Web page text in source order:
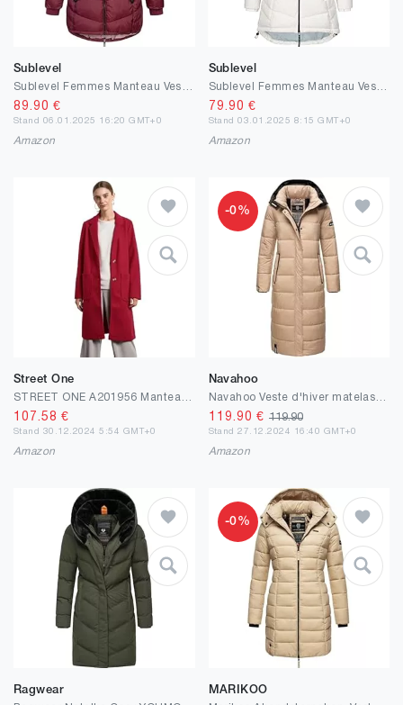
Sublevel
89.90 €
Stand 06.01.2025 16:20 GMT+0
Amazon
Sublevel
79.90 €
Stand 03.01.2025 8:15 GMT+0
Amazon
Street One
107.58 €
Stand 30.12.2024 5:54 GMT+0
Amazon
-0%
Navahoo
119.90 € 119.90
Stand 27.12.2024 16:40 GMT+0
Amazon
Ragwear
-0%
MARIKOO